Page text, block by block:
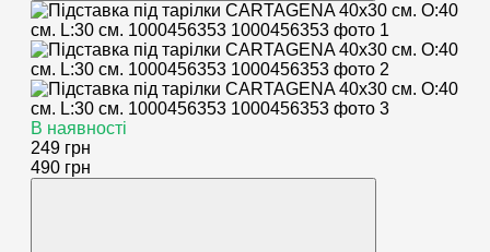
В наявності
249 грн
490 грн